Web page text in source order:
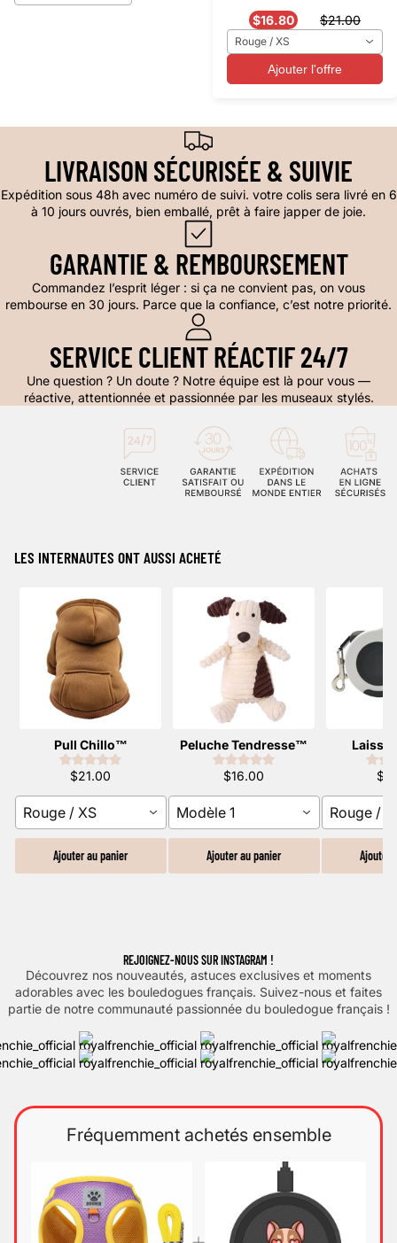
$16.80 $21.00
Rouge / XS
Ajouter l'offre
LIVRAISON SÉCURISÉE & SUIVIE
Expédition sous 48h avec numéro de suivi. votre colis sera livré en 6
à 10 jours ouvrés, bien emballé, prêt à faire japper de joie.
GARANTIE & REMBOURSEMENT
Commandez l’esprit léger : si ça ne convient pas, on vous
rembourse en 30 jours. Parce que la confiance, c’est notre priorité.
SERVICE CLIENT RÉACTIF 24/7
Une question ? Un doute ? Notre équipe est là pour vous —
réactive, attentionnée et passionnée par les museaux stylés.
LES INTERNAUTES ONT AUSSI ACHETÉ
Pull Chillo™️
$21.00
Rouge / XS
Ajouter au panier
Peluche Tendresse™️
$16.00
Modèle 1
Ajouter au panier
Laisse
Rouge /
Ajouter
REJOIGNEZ-NOUS SUR INSTAGRAM !
Découvrez nos nouveautés, astuces exclusives et moments
adorables avec les bouledogues français. Suivez-nous et faites
partie de notre communauté passionnée du bouledogue français !
Fréquemment achetés ensemble